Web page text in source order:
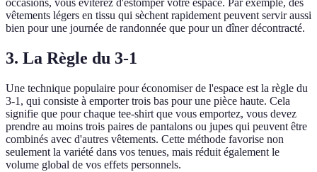
occasions, vous éviterez d'estomper votre espace. Par exemple, des
vêtements légers en tissu qui sèchent rapidement peuvent servir aussi
bien pour une journée de randonnée que pour un dîner décontracté.
3. La Règle du 3-1
Une technique populaire pour économiser de l'espace est la règle du
3-1, qui consiste à emporter trois bas pour une pièce haute. Cela
signifie que pour chaque tee-shirt que vous emportez, vous devez
prendre au moins trois paires de pantalons ou jupes qui peuvent être
combinés avec d'autres vêtements. Cette méthode favorise non
seulement la variété dans vos tenues, mais réduit également le
volume global de vos effets personnels.